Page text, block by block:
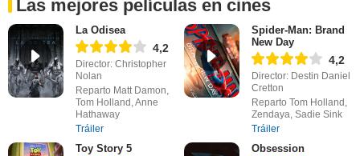
Las mejores películas en cines
La Odisea
4,2
Director: Christopher
Nolan
Reparto Matt Damon,
Tom Holland, Anne
Hathaway
Tráiler
Spider-Man: Brand
New Day
4,2
Director: Destin Daniel
Cretton
Reparto Tom Holland,
Zendaya, Sadie Sink
Tráiler
Toy Story 5 Obsession